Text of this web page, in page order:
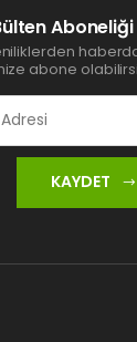
Aboneliği
abone
KAYDET